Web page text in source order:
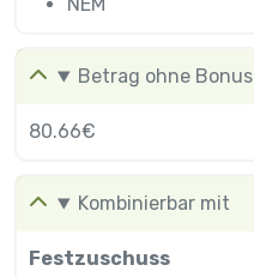
NEM
Betrag ohne Bonus
80.66€
Kombinierbar mit
Festzuschuss